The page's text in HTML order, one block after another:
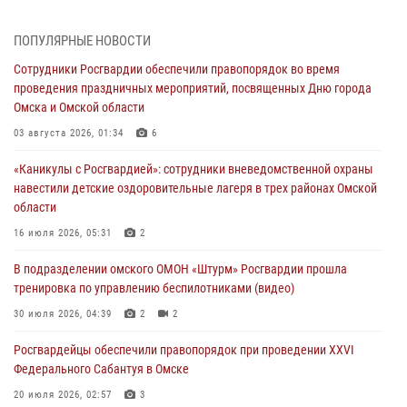
тренировка по управлению беспилотниками (видео)
30 июля 2026, 04:39 2
Росгвардия обеспечила безопасность уникального передвижного
29 июля 2026, 01:49
Росгвардейцы приняли участие в крестном ходе в День крещения
Руси в Омске
При содействии спецназа Росгвардии пресечены нарушения
миграционного законодательства в Омске (видео)
ПОПУЛЯРНЫЕ НОВОСТИ
Сотрудники Росгвардии обеспечили правопорядок во время
проведения праздничных мероприятий, посвященных Дню города
Омска и Омской области
03 августа 2026, 01:34 6
«Каникулы с Росгвардией»: сотрудники вневедомственной охраны
навестили детские оздоровительные лагеря в трех районах Омской
области
16 июля 2026, 05:31 2
В подразделении омского ОМОН «Штурм» Росгвардии прошла
тренировка по управлению беспилотниками (видео)
30 июля 2026, 04:39 2 2
Росгвардейцы обеcпечили правопорядок при проведении XXVI
Федерального Сабантуя в Омске
20 июля 2026, 02:57 3